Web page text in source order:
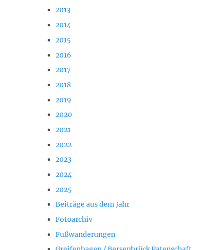
2013
2014
2015
2016
2017
2018
2019
2020
2021
2022
2023
2024
2025
Beiträge aus dem Jahr
Fotoarchiv
Fußwanderungen